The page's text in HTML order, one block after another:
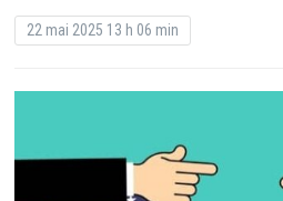
22 mai 2025 13 h 06 min